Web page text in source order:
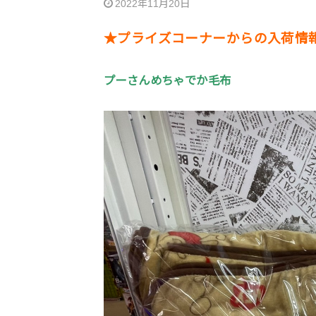
2022年11月20日
★プライズコーナーからの入荷
プーさんめちゃでか毛布